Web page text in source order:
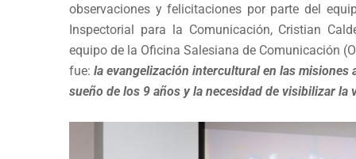
observaciones y felicitaciones por parte del
Inspectorial para la Comunicación, Cristian
equipo de la Oficina Salesiana de Comunicación
fue: la evangelización intercultural en las misiones
sueño de los 9 años y la necesidad de visibilizar la